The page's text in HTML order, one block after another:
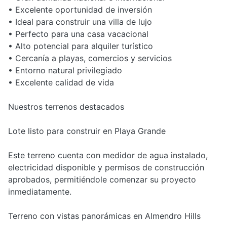
• Excelente oportunidad de inversión
• Ideal para construir una villa de lujo
• Perfecto para una casa vacacional
• Alto potencial para alquiler turístico
• Cercanía a playas, comercios y servicios
• Entorno natural privilegiado
• Excelente calidad de vida
Nuestros terrenos destacados
Lote listo para construir en Playa Grande
Este terreno cuenta con medidor de agua instalado,
electricidad disponible y permisos de construcción
aprobados, permitiéndole comenzar su proyecto
inmediatamente.
Terreno con vistas panorámicas en Almendro Hills